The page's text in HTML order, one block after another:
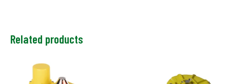
Related products